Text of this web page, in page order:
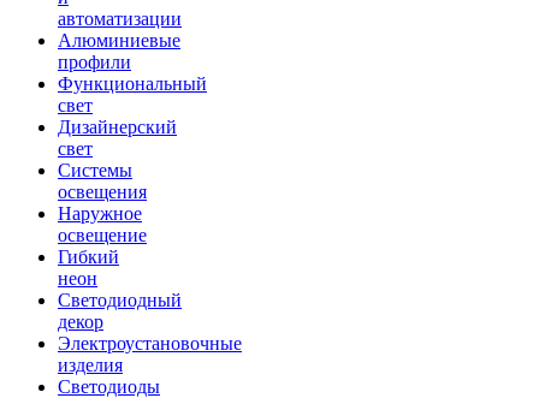
автоматизации
Алюминиевые
профили
Функциональный
свет
Дизайнерский
свет
Системы
освещения
Наружное
освещение
Гибкий
неон
Светодиодный
декор
Электроустановочные
изделия
Светодиоды